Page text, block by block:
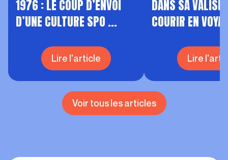
1976 : LE COUP D’ENVOI
D’UNE CULTURE SPO ...
Lire l'article
DANS SA VALISE
COURIR EN
Lire
Voir tous les articles